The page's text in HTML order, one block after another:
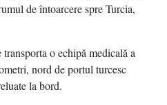
de întoarcere spre Turcia,
o echipă medicală a
nord de portul turcesc
la bord.